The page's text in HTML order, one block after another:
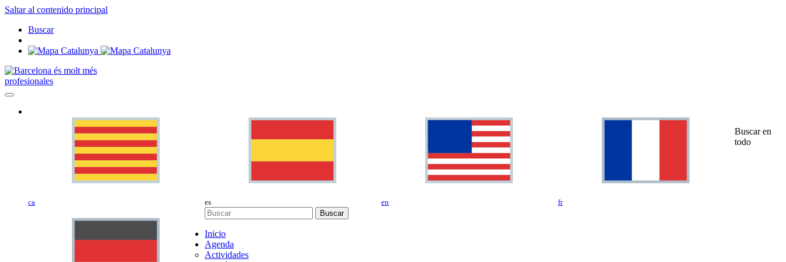
Saltar al contenido principal
Buscar
profesionales
ca es en fr
Buscar en
todo
Buscar
Inicio
Agenda
Actividades